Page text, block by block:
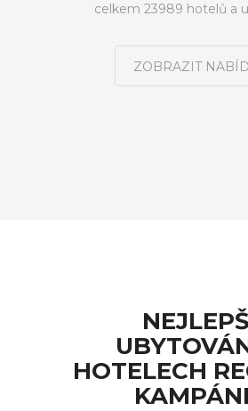
celkem 23989 hotelů a
ZOBRAZIT
HOTELECH